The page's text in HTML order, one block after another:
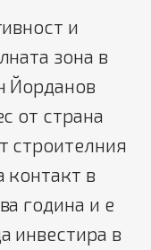
и
зона в
Йорданов
от страна
строителния
контакт в
година и е
инвестира в